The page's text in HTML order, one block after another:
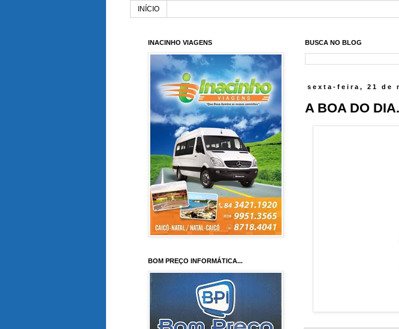
INÍCIO
BUSCA NO BLOG
sexta-feira, 21 de
A BOA DO
INACINHO VIAGENS
BOM PREÇO INFORMÁTICA...